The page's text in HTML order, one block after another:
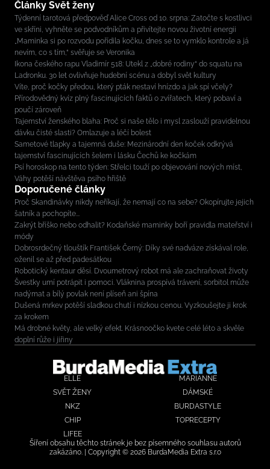
Články Svět ženy
Týdenní tarotová předpověď Alice Cross od 10. srpna: Zatočte s kostlivci
ve skříni, vyhněte se podvodníkům a přivítejte novou životní energii
„Maminka si po rozvodu pořídila kočku, dnes se to vymklo kontrole a já
nevím, co s tím,“ svěřuje se Veronika
Ikona českého rapu Vladimír 518: Utekl z „dobré rodiny“ do squatu na
Ladronku. 30 let ovlivňuje hudební scénu a dobyl svět kultury
Víte, proč kočky předou, který pták nestaví hnízdo a jak spí včely?
Přírodovědný kvíz plný fascinujících faktů o zvířatech, který pobaví a
poučí zároveň
Tajemství ženského blaha: Proč si naše tělo i mysl zaslouží pravidelnou
dávku čisté slasti? Omlazuje a léčí bolest
Sametové tlapky a tajemná duše: Mezinárodní den koček odkrývá
tajemství fascinujících šelem i lásku Čechů ke kočkám
Psí horoskop na tento týden: Střelci touží po objevování nových míst,
Váhy potěší návštěva psího hřiště
Doporučené články
Proč Skandinávky nikdy neříkají, že nemají co na sebe? Okopírujte jejich
šatník a pochopíte...
Zakrýt bříško nebo odhalit? Kodaňské maminky boří pravidla mateřství i
módy
Dobrosrdečný tlouštík František Černý: Díky své nadváze získával role,
oženil se až před padesátkou
Robotický kentaur děsí. Dvoumetrový robot má ale zachraňovat životy
Švestky umí potrápit i pomoci. Vláknina prospívá trávení, sorbitol může
nadýmat a bílý povlak není plíseň ani špína
Dušená mrkev potěší sladkou chutí i nízkou cenou. Vyzkoušejte ji krok
za krokem
Má drobné květy, ale velký efekt. Krásnoočko kvete celé léto a skvěle
doplní růže i jiřiny
ELLE
MARIANNE
SVĚT ŽENY
DÁMSKÉ
NKZ
BURDASTYLE
CHIP
TOPRECEPTY
LIFEE
Šíření obsahu těchto stránek je bez písemného souhlasu autorů
zakázáno. | Copyright © 2026 BurdaMedia Extra s.r.o